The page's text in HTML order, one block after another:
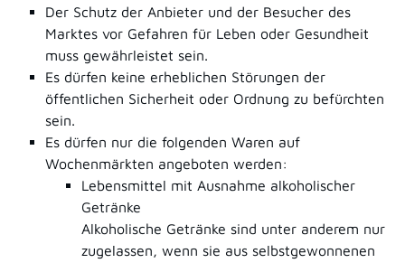
Der Schutz der Anbieter und der Besucher des
Marktes vor Gefahren für Leben oder Gesundheit
muss gewährleistet sein.
Es dürfen keine erheblichen Störungen der
öffentlichen Sicherheit oder Ordnung zu befürchten
sein.
Es dürfen nur die folgenden Waren auf
Wochenmärkten angeboten werden:
Lebensmittel mit Ausnahme alkoholischer
Getränke
Alkoholische Getränke sind unter anderem nur
zugelassen, wenn sie aus selbstgewonnenen